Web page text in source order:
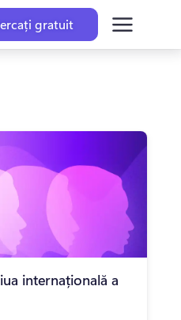
gratuit
internațională a